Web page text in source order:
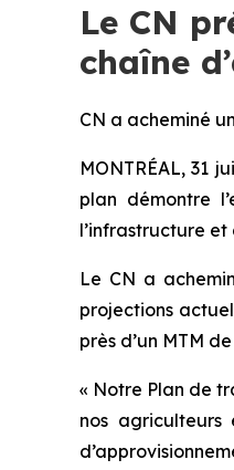
Le CN
chaîne
CN a acheminé
MONTRÉAL, 31
plan démontre
l’infrastructure
Le CN a
projections
près d’un MTM
« Notre Plan de
nos